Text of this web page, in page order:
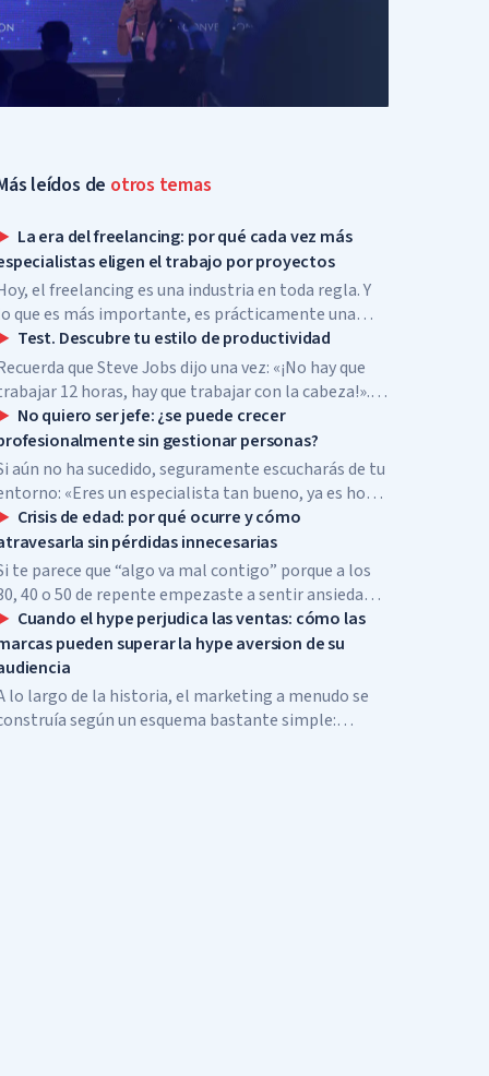
leídos de otros temas
La era del freelancing: por qué cada vez más
eligen el trabajo por proyectos
el freelancing es una industria en toda regla. Y
que es más importante, es prácticamente una
forma de emprendimiento, pero sin
bancarios, alquiler de oficinas ni
de empleados.
Test. Descubre tu estilo de productividad
que Steve Jobs dijo una vez: «¡No hay que
12 horas, hay que trabajar con la cabeza!».
frase describe perfectamente el concepto de
No quiero ser jefe: ¿se puede crecer
sin gestionar personas?
aún no ha sucedido, seguramente escucharás de tu
«Eres un especialista tan bueno, ya es hora
que crezcas, cuando te conviertas en jefe, tu
despegará».
Crisis de edad: por qué ocurre y cómo
sin pérdidas innecesarias
te parece que “algo va mal contigo” porque a los
40 o 50 de repente empezaste a sentir ansiedad,
y una irritación excesiva dentro de tu
piel y tu propia vida, entonces no estás solo y
estás roto.
Cuando el hype perjudica las ventas: cómo las
pueden superar la hype aversion de su
lo largo de la historia, el marketing a menudo se
según un esquema bastante simple: